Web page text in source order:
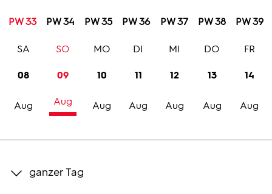
Programm
Trailer
Bilder
PW 33 PW 34 PW 35 PW 36 PW 37 PW 38 PW 39
08
Aug
SA
09
Aug
SO
10
Aug
MO
11
Aug
DI
12
Aug
MI
13
Aug
DO
14
Aug
FR
ganzer Tag